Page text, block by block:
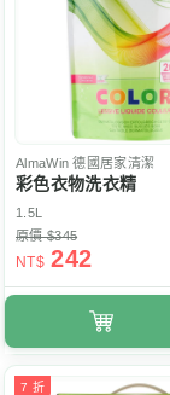
AlmaWin 德國居家清潔
彩色衣物洗衣精
1.5L
原價 $345
NT$ 242
7 折